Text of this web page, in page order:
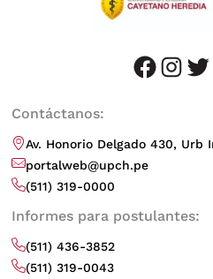
facebook instagram twitter
Contáctanos:
Av. Honorio Delgado 430, Urb
portalweb@upch.pe
(511) 319-0000
Informes para postulantes:
(511) 436-3852
(511) 319-0043